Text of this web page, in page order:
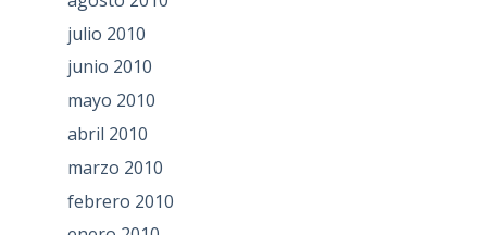
julio 2010
junio 2010
mayo 2010
abril 2010
marzo 2010
febrero 2010